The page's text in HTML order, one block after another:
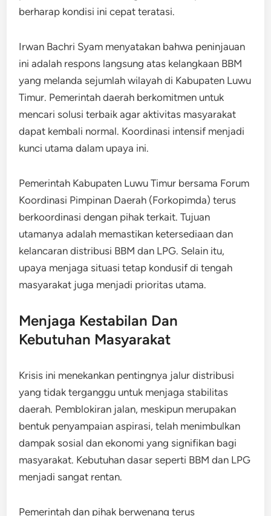
berharap kondisi ini cepat teratasi.
Irwan Bachri Syam menyatakan bahwa peninjauan
ini adalah respons langsung atas kelangkaan BBM
yang melanda sejumlah wilayah di Kabupaten Luwu
Timur. Pemerintah daerah berkomitmen untuk
mencari solusi terbaik agar aktivitas masyarakat
dapat kembali normal. Koordinasi intensif menjadi
kunci utama dalam upaya ini.
Pemerintah Kabupaten Luwu Timur bersama Forum
Koordinasi Pimpinan Daerah (Forkopimda) terus
berkoordinasi dengan pihak terkait. Tujuan
utamanya adalah memastikan ketersediaan dan
kelancaran distribusi BBM dan LPG. Selain itu,
upaya menjaga situasi tetap kondusif di tengah
masyarakat juga menjadi prioritas utama.
Menjaga Kestabilan Dan
Kebutuhan Masyarakat
Krisis ini menekankan pentingnya jalur distribusi
yang tidak terganggu untuk menjaga stabilitas
daerah. Pemblokiran jalan, meskipun merupakan
bentuk penyampaian aspirasi, telah menimbulkan
dampak sosial dan ekonomi yang signifikan bagi
masyarakat. Kebutuhan dasar seperti BBM dan LPG
menjadi sangat rentan.
Pemerintah dan pihak berwenang terus